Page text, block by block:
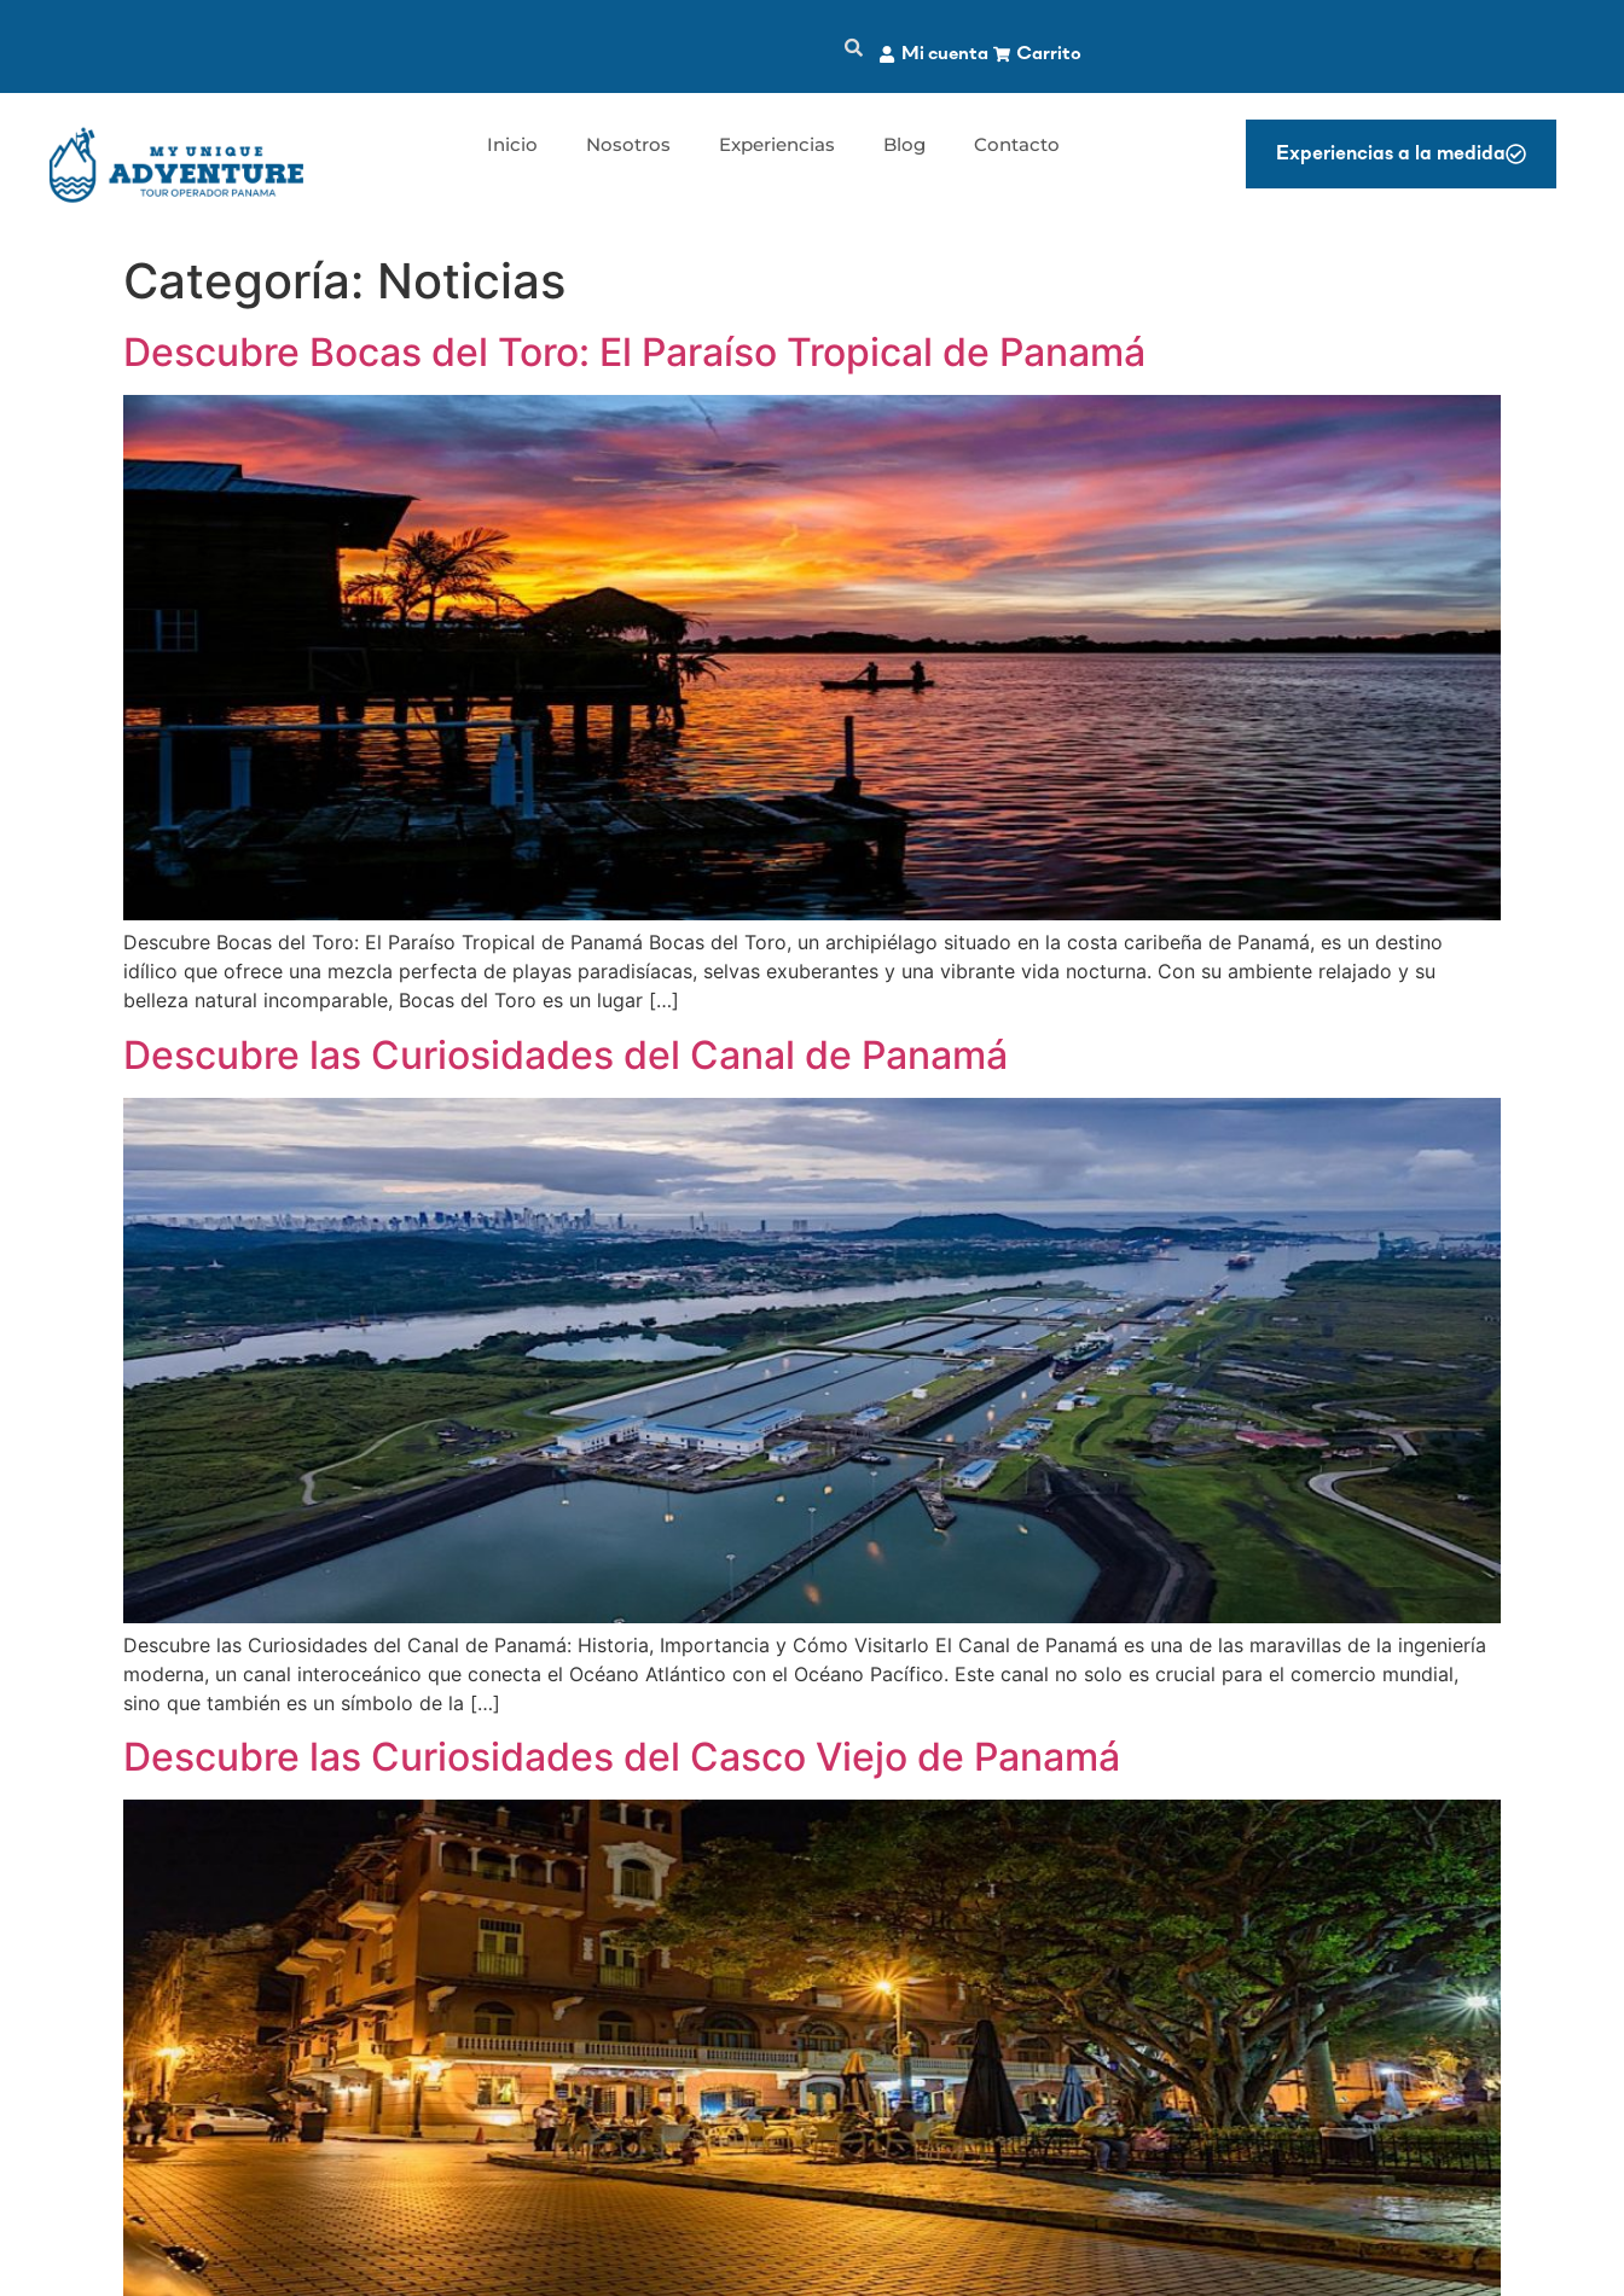
Mi cuenta Carrito
Inicio Nosotros Experiencias Blog Contacto Experiencias a la medida
Categoría: Noticias
Descubre Bocas del Toro: El Paraíso Tropical de Panamá
Descubre Bocas del Toro: El Paraíso Tropical de Panamá Bocas del Toro, un archipiélago situado en la costa caribeña de Panamá, es un destino
idílico que ofrece una mezcla perfecta de playas paradisíacas, selvas exuberantes y una vibrante vida nocturna. Con su ambiente relajado y su
belleza natural incomparable, Bocas del Toro es un lugar […]
Descubre las Curiosidades del Canal de Panamá
Descubre las Curiosidades del Canal de Panamá: Historia, Importancia y Cómo Visitarlo El Canal de Panamá es una de las maravillas de la ingeniería
moderna, un canal interoceánico que conecta el Océano Atlántico con el Océano Pacífico. Este canal no solo es crucial para el comercio mundial,
sino que también es un símbolo de la […]
Descubre las Curiosidades del Casco Viejo de Panamá